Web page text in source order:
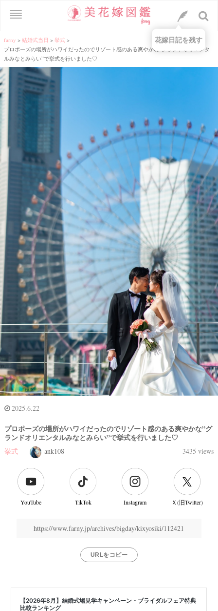
farny > 結婚式当日 > 挙式 >
プロポーズの場所がハワイだったのでリゾート感のある爽やかな”グランドオリエンタ
ルみなとみらい”で挙式を行いました♡
2025.6.22
プロポーズの場所がハワイだったのでリゾート感のある爽やかな”グ
ランドオリエンタルみなとみらい”で挙式を行いました♡
挙式 ank108 3435 views
YouTube TikTok Instagram Ｘ(旧Twitter)
https://www.farny.jp/archives/bigday/kixyosiki/112421
URLをコピー
花嫁日記を残す
結
式